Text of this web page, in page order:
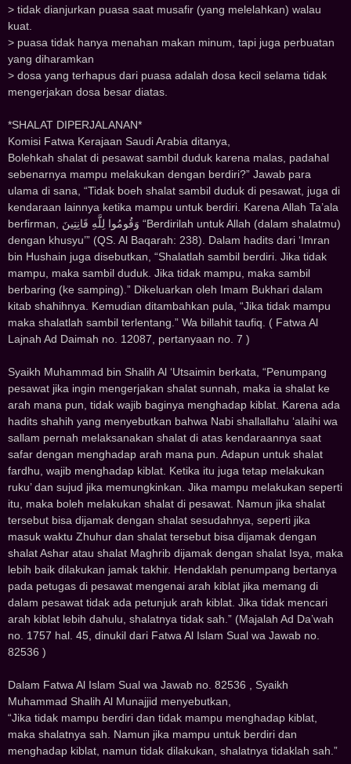
> tidak dianjurkan puasa saat musafir (yang melelahkan) walau
kuat.
> puasa tidak hanya menahan makan minum, tapi juga perbuatan
yang diharamkan
> dosa yang terhapus dari puasa adalah dosa kecil selama tidak
mengerjakan dosa besar diatas.
*SHALAT D‌‌IP‌‌ERJALANAN*
Komisi Fatwa Kerajaan Saudi Arabia ditanya,
Bolehkah shalat di pesawat sambil duduk karena malas, padahal
sebenarnya mampu melakukan dengan berdiri?” Jawab para
ulama di sana, “Tidak boeh shalat sambil duduk di pesawat, juga di
kendaraan lainnya ketika mampu untuk berdiri. Karena Allah Ta’ala
berfirman, ﻭَﻗُﻮﻣُﻮﺍ ﻟِﻠَّﻪِ ﻗَﺎﻧِﺘِﻴﻦَ “Berdirilah untuk Allah (dalam shalatmu)
dengan khusyu’” (QS. Al Baqarah: 238). Dalam hadits dari ‘Imran
bin Hushain juga disebutkan, “Shalatlah sambil berdiri. Jika tidak
mampu, maka sambil duduk. Jika tidak mampu, maka sambil
berbaring (ke samping).” Dikeluarkan oleh Imam Bukhari dalam
kitab shahihnya. Kemudian ditambahkan pula, “Jika tidak mampu
maka shalatlah sambil terlentang.” Wa billahit taufiq. ( Fatwa Al
Lajnah Ad Daimah no. 12087, pertanyaan no. 7 )
Syaikh Muhammad bin Shalih Al ‘Utsaimin berkata, “Penumpang
pesawat jika ingin mengerjakan shalat sunnah, maka ia shalat ke
arah mana pun, tidak wajib baginya menghadap kiblat. Karena ada
hadits shahih yang menyebutkan bahwa Nabi shallallahu ‘alaihi wa
sallam pernah melaksanakan shalat di atas kendaraannya saat
safar dengan menghadap arah mana pun. Adapun untuk shalat
fardhu, wajib menghadap kiblat. Ketika itu juga tetap melakukan
ruku’ dan sujud jika memungkinkan. Jika mampu melakukan seperti
itu, maka boleh melakukan shalat di pesawat. Namun jika shalat
tersebut bisa dijamak dengan shalat sesudahnya, seperti jika
masuk waktu Zhuhur dan shalat tersebut bisa dijamak dengan
shalat Ashar atau shalat Maghrib dijamak dengan shalat Isya, maka
lebih baik dilakukan jamak takhir. Hendaklah penumpang bertanya
pada petugas di pesawat mengenai arah kiblat jika memang di
dalam pesawat tidak ada petunjuk arah kiblat. Jika tidak mencari
arah kiblat lebih dahulu, shalatnya tidak sah.” (Majalah Ad Da’wah
no. 1757 hal. 45, dinukil dari Fatwa Al Islam Sual wa Jawab no.
82536 )
Dalam Fatwa Al Islam Sual wa Jawab no. 82536 , Syaikh
Muhammad Shalih Al Munajjid menyebutkan,
“Jika tidak mampu berdiri dan tidak mampu menghadap kiblat,
maka shalatnya sah. Namun jika mampu untuk berdiri dan
menghadap kiblat, namun tidak dilakukan, shalatnya tidaklah sah.”